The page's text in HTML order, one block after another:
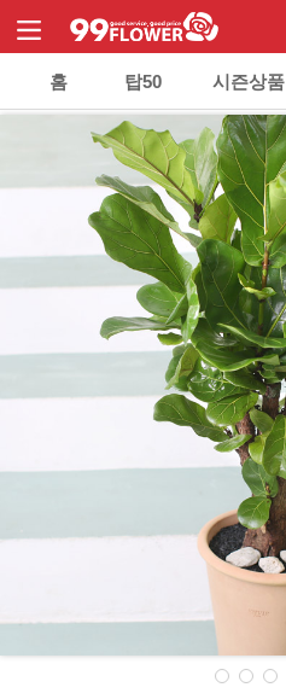
홈 탑50 시즌상품